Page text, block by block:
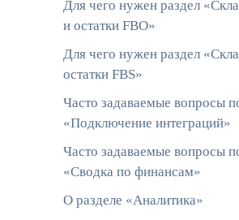
Для чего нужен раздел
и остатки FBO»
Для чего нужен раздел
остатки FBS»
Часто задаваемые вопросы
«Подключение интеграций»
Часто задаваемые вопросы
«Сводка по финансам»
О разделе «Аналитика»